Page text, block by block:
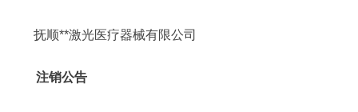
抚顺**激光医疗器械有限公司
注销公告